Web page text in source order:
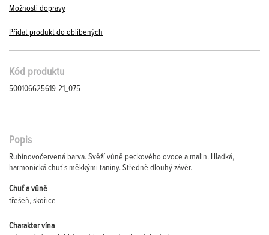
Možnosti dopravy
Přidat produkt do oblíbených
Kód produktu
500106625619-21_075
Popis
Rubínovočervená barva. Svěží vůně peckového ovoce a malin. Hladká,
harmonická chuť s měkkými taniny. Středně dlouhý závěr.
Chuť a vůně
třešeň, skořice
Charakter vína